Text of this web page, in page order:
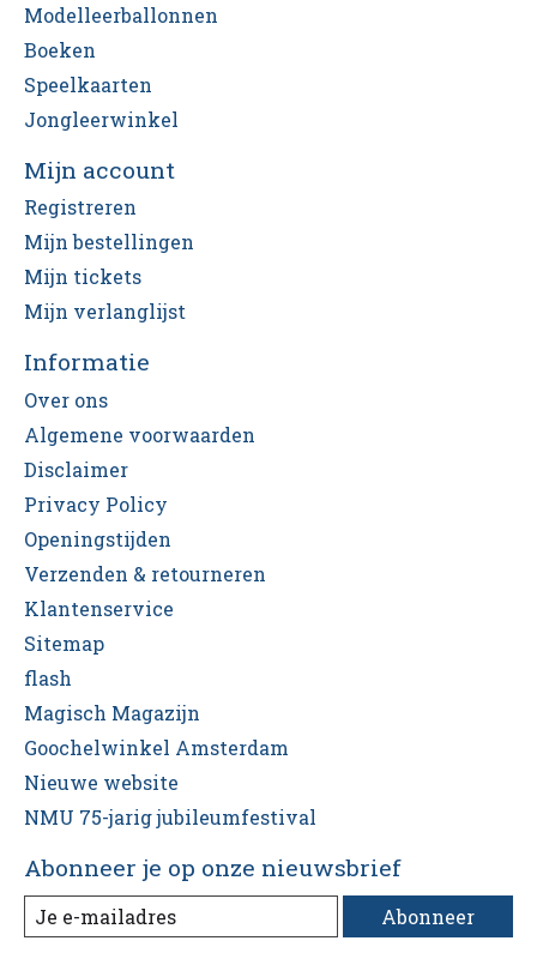
Modelleerballonnen
Boeken
Speelkaarten
Jongleerwinkel
Mijn account
Registreren
Mijn bestellingen
Mijn tickets
Mijn verlanglijst
Informatie
Over ons
Algemene voorwaarden
Disclaimer
Privacy Policy
Openingstijden
Verzenden & retourneren
Klantenservice
Sitemap
flash
Magisch Magazijn
Goochelwinkel Amsterdam
Nieuwe website
NMU 75-jarig jubileumfestival
Abonneer je op onze nieuwsbrief
Abonneer